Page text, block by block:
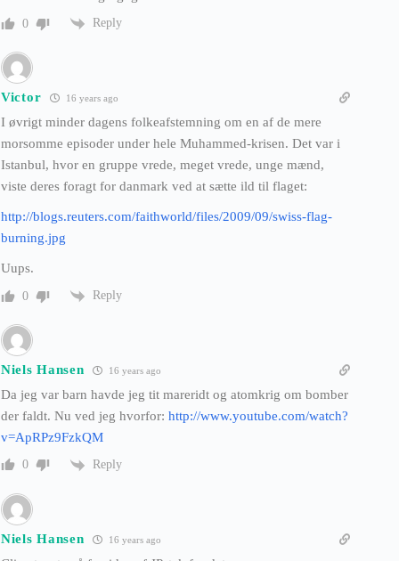
0 Reply
Victor 16 years ago
I øvrigt minder dagens folkeafstemning om en af de mere
morsomme episoder under hele Muhammed-krisen. Det var i
Istanbul, hvor en gruppe vrede, meget vrede, unge mænd,
viste deres foragt for danmark ved at sætte ild til flaget:
http://blogs.reuters.com/faithworld/files/2009/09/swiss-flag-
burning.jpg
Uups.
0 Reply
Niels Hansen 16 years ago
Da jeg var barn havde jeg tit mareridt og atomkrig om bomber
der faldt. Nu ved jeg hvorfor: http://www.youtube.com/watch?
v=ApRPz9FzkQM
0 Reply
Niels Hansen 16 years ago